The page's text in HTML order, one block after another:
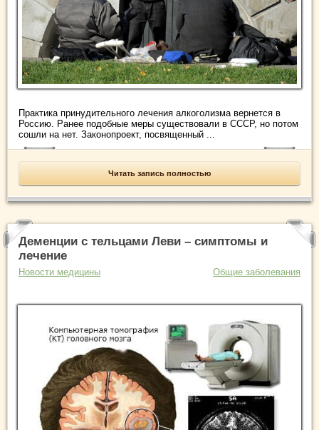
Практика принудительного лечения алкоголизма вернется в
Россию. Ранее подобные меры существовали в СССР, но потом
сошли на нет. Законопроект, посвященный ...
Читать запись полностью
Деменции с тельцами Леви – симптомы и
лечение
Новости медицины Общие заболевания